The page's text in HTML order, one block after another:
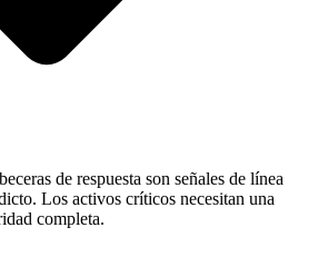
de respuesta son señales de línea
Los activos críticos necesitan una
completa.